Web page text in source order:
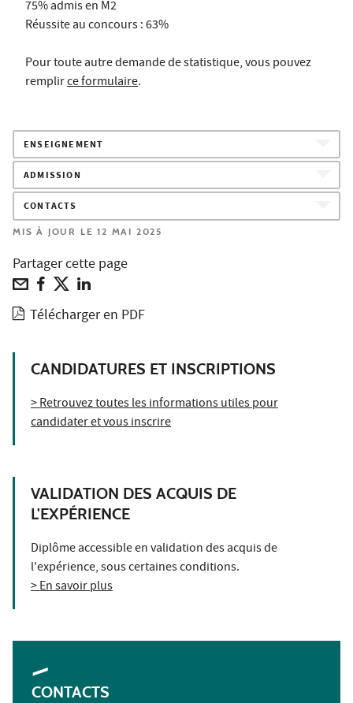
75% admis en M2
Réussite au concours : 63%
Pour toute autre demande de statistique, vous pouvez
remplirce formulaire.
ENSEIGNEMENT
ADMISSION
CONTACTS
MIS À JOUR LE 12 MAI 2025
Partager cette page
Télécharger en PDF
CANDIDATURES ET INSCRIPTIONS
> Retrouvez toutes les informations utiles pour
candidater et vous inscrire
VALIDATION DES ACQUIS DE
L'EXPÉRIENCE
Diplôme accessible en validation des acquis de
l'expérience, sous certaines conditions.
> En savoir plus
CONTACTS